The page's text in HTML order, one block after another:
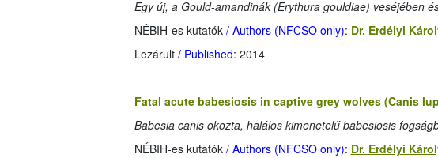
Egy új, a Gould-amandinák (Erythura gouldiae) veséjében
NÉBIH-es kutatók / Authors (NFCSO only): Dr. Erdélyi
Lezárult/ Published: 2014
Fatal acute babesiosis in captive grey wolves (Canis
Babesia canis okozta, halálos kimenetelű babesiosis
NÉBIH-es kutatók / Authors (NFCSO only): Dr. Erdélyi